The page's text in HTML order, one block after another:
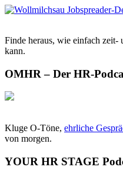
Finde heraus, wie einfach zeit-
kann.
OMHR – Der HR-
Kluge O-Töne, ehrliche
von morgen.
YOUR HR STAGE